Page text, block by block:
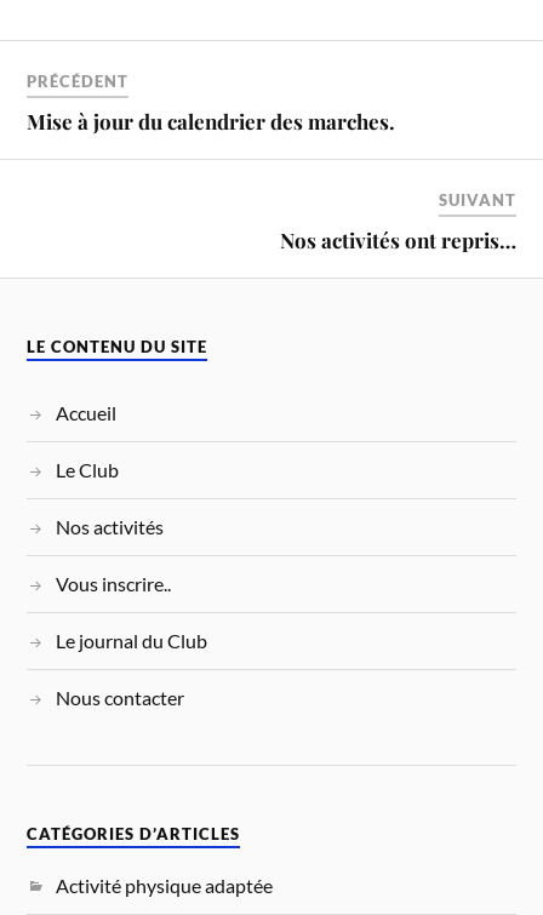
PRÉCÉDENT
Mise à jour du calendrier des marches.
SUIVANT
Nos activités ont repris…
LE CONTENU DU SITE
Accueil
Le Club
Nos activités
Vous inscrire..
Le journal du Club
Nous contacter
CATÉGORIES D’ARTICLES
Activité physique adaptée